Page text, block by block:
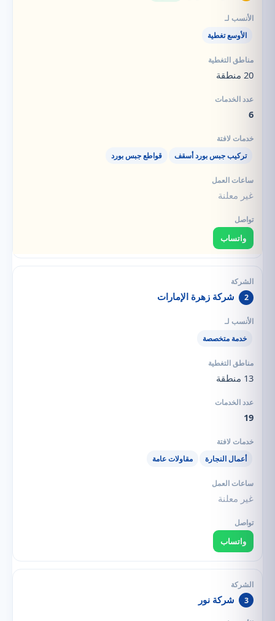
الأوسع تغطية
20 منطقة
6
تركيب جبس بورد أسقف قواطع جبس بورد
غير معلنة
واتساب
2 شركة زهرة الإمارات
خدمة متخصصة
13 منطقة
19
أعمال النجارة مقاولات عامة
غير معلنة
واتساب
3 شركة نور